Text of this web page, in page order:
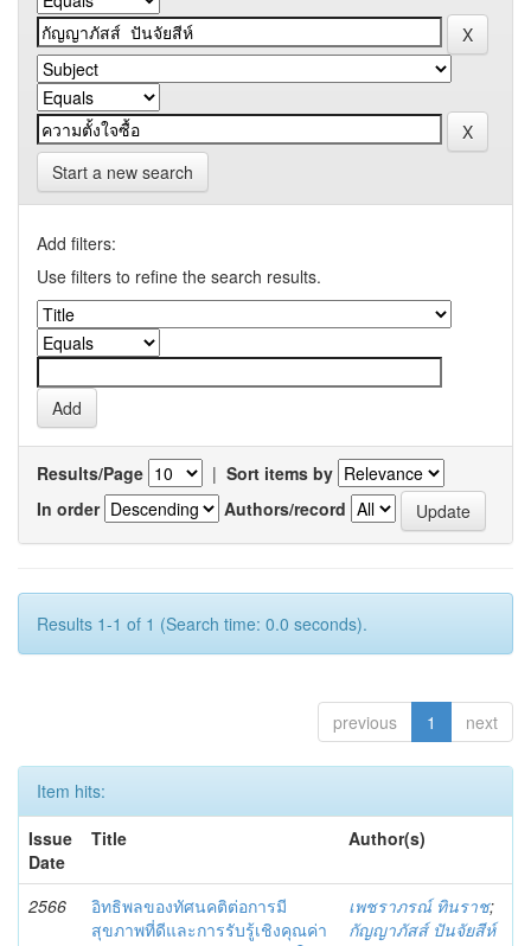
Start a new search
Add filters:
Use filters to refine the search results.
Results/Page | Sort items by
In order
Authors/record
Results 1-1 of 1 (Search time: 0.0 seconds).
previous 1 next
Item hits:
Issue
Date
Title Author(s)
2566
อิทธิพลของทัศนคติต่อการมี
สุขภาพที่ดีและการรับรู้เชิงคุณค่า
เพชราภรณ์ ทินราช;
กัญญาภัสส์ ปันจัยสีห์